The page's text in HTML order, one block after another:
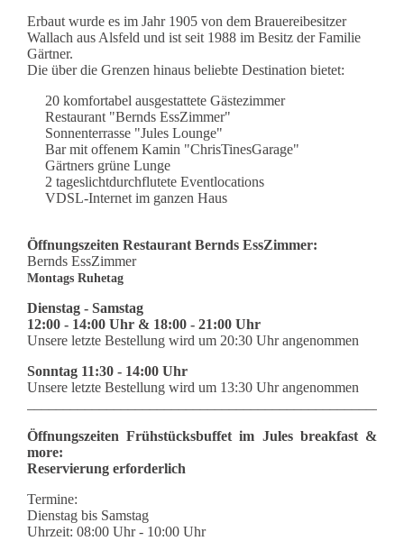
Erbaut wurde es im Jahr 1905 von dem Brauereibesitzer
Wallach aus Alsfeld und ist seit 1988 im Besitz der Familie
Gärtner.
Die über die Grenzen hinaus beliebte Destination bietet:
20 komfortabel ausgestattete Gästezimmer
Restaurant "Bernds EssZimmer"
Sonnenterrasse "Jules Lounge"
Bar mit offenem Kamin "ChrisTinesGarage"
Gärtners grüne Lunge
2 tageslichtdurchflutete Eventlocations
VDSL-Internet im ganzen Haus
Öffnungszeiten Restaurant Bernds EssZimmer:
Bernds EssZimmer
Montags Ruhetag
Dienstag - Samstag
12:00 - 14:00 Uhr & 18:00 - 21:00 Uhr
Unsere letzte Bestellung wird um 20:30 Uhr angenommen
Sonntag 11:30 - 14:00 Uhr
Unsere letzte Bestellung wird um 13:30 Uhr angenommen
Öffnungszeiten Frühstücksbuffet im Jules breakfast &
more:
Reservierung erforderlich
Termine:
Dienstag bis Samstag
Uhrzeit: 08:00 Uhr - 10:00 Uhr